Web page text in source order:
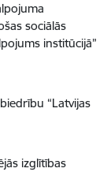
sociālās
institūcijā”
“Latvijas
izglītības